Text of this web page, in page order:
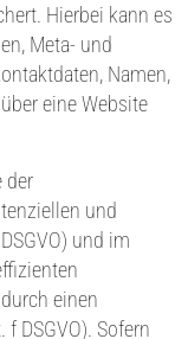
Hierbei kann es
Meta- und
Namen,
eine Website
der
und
und im
einen
DSGVO). Sofern